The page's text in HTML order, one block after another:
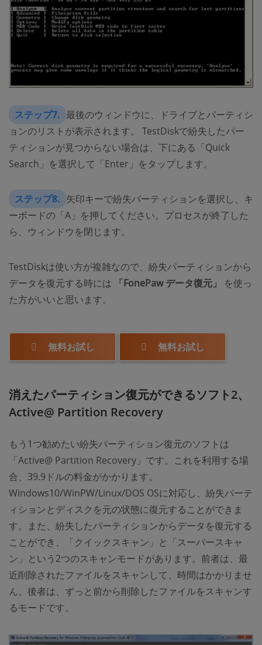
ステップ7. 最後のウィンドウに、ドライブとパーティシ
ョンのリストが表示されます。 TestDiskで紛失したパー
ティションが見つからない場合は、下にある「Quick
Search」を選択して「Enter」をタップします。
ステップ8. 矢印キーで紛失パーティションを選択し、キ
ーボードの「A」を押してください。プロセスが終了した
ら、ウィンドウを閉じます。
TestDiskは使い方が複雑なので、紛失パーティションから
データを復元する時には
「FonePaw データ復元」
を使っ
た方がいいと思います。
無料お試し 無料お試し
消えたパーティション復元ができるソフト2、
Active@ Partition Recovery
もう1つ勧めたい紛失パーティション復元のソフトは
「Active@ Partition Recovery」です。これを利用する場
合、39.9ドルの料金がかかります。
Windows10/WinPW/Linux/DOS OSに対応し、紛失パーテ
ィションとディスクを元の状態に復元することができま
す。また、紛失したパーティションからデータを復元する
ことができ、「クイックスキャン」と「スーパースキャ
ン」という2つのスキャンモードがあります。前者は、最
近削除されたファイルをスキャンして、時間はかかりませ
ん。後者は、ずっと前から削除したファイルをスキャンす
るモードです。